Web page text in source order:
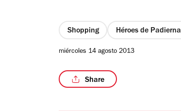
estrellas
Shopping Héroes de Padierna
miércoles 14 agosto 2013
Share